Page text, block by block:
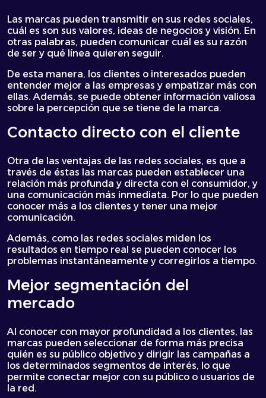
Las marcas pueden transmitir en sus redes sociales,
cuál es son sus valores, ideas de negocios y visión. En
otras palabras, pueden comunicar cuál es su razón
de ser y qué línea quieren seguir.
De esta manera, los clientes o interesados pueden
entender mejor a las empresas y empatizar más con
ellas. Además, se puede obtener información valiosa
sobre la percepción que se tiene de la marca.
Contacto directo con el cliente
Otra de las ventajas de las redes sociales, es que a
través de éstas las marcas pueden establecer una
relación más profunda y directa con el consumidor, y
una comunicación más inmediata. Por lo que pueden
conocer más a los clientes y tener una mejor
comunicación.
Además, como las redes sociales miden los
resultados en tiempo real se pueden conocer los
problemas instantáneamente y corregirlos a tiempo.
Mejor segmentación del
mercado
Al conocer con mayor profundidad a los clientes, las
marcas pueden seleccionar de forma más precisa
quién es su público objetivo y dirigir las campañas a
los determinados segmentos de interés, lo que
permite conectar mejor con su público o usuarios de
la red.